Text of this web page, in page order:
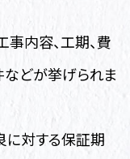
内容、工期、費
などが挙げられま
に対する保証期